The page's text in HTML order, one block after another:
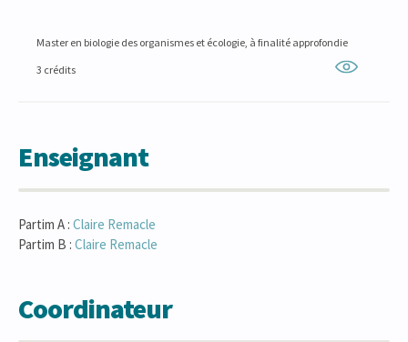
Master en biologie des organismes et écologie, à finalité approfondie
3 crédits
Enseignant
Partim A : Claire Remacle
Partim B : Claire Remacle
Coordinateur